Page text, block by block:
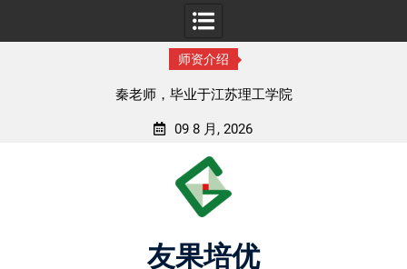
师资介绍
孟老师，毕业于湖北中医药大学
09 8 月, 2026
友果培优